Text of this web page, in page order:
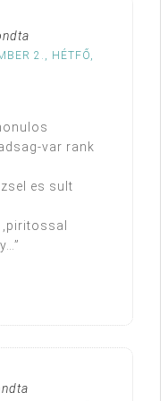
2., HÉTFŐ,
var rank
es sult